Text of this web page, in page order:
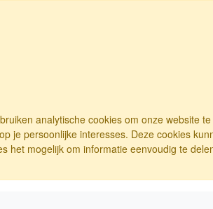
analytische cookies om onze website
je persoonlijke interesses. Deze cookies
het mogelijk om informatie eenvoudig te